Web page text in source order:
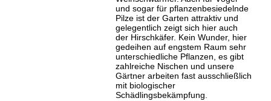
und sogar für pflanzenbesiedelnde
Pilze ist der Garten attraktiv und
gelegentlich zeigt sich hier auch
der Hirschkäfer. Kein Wunder, hier
gedeihen auf engstem Raum sehr
unterschiedliche Pflanzen, es gibt
zahlreiche Nischen und unsere
Gärtner arbeiten fast ausschließlich
mit biologischer
Schädlingsbekämpfung.